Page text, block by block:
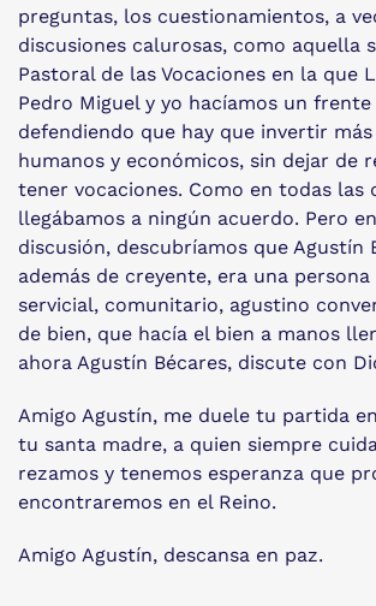
preguntas, los cuestionamientos, a
discusiones calurosas, como aquella
Pastoral de las Vocaciones en la que
Pedro Miguel y yo hacíamos un
defendiendo que hay que invertir
humanos y económicos, sin dejar de
tener vocaciones. Como en todas las
llegábamos a ningún acuerdo. Pero
discusión, descubríamos que Agustín
además de creyente, era una persona
servicial, comunitario, agustino
de bien, que hacía el bien a manos
ahora Agustín Bécares, discute con
Amigo Agustín, me duele tu partida
tu santa madre, a quien siempre
rezamos y tenemos esperanza que
encontraremos en el Reino.
Amigo Agustín, descansa en paz.